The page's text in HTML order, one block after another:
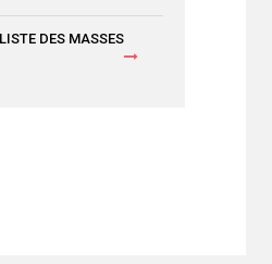
DES MASSES